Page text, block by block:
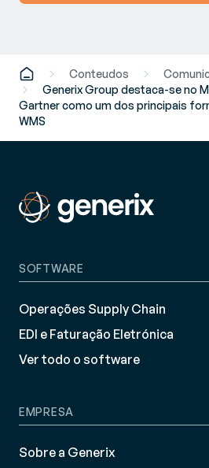
Conteudos
Generix Group destaca-se no
Gartner como um dos principais
WMS
SOFTWARE
Operações Supply Chain
EDI e Faturação Eletrónica
Ver todo o software
EMPRESA
Sobre a Generix